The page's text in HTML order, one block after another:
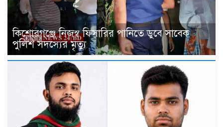
কিশোরগঞ্জে নিজস্ব ফিসারির পানিতে ডুবে সাবেক
পুলিশ সদস্যের মৃত্যু